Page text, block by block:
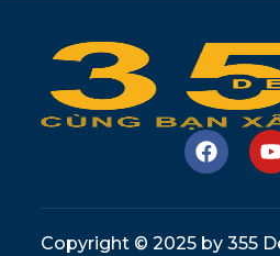
Copyright © 2025 by 355